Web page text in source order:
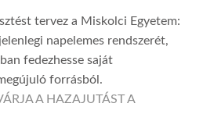
tervez a Miskolci Egyetem:
napelemes rendszerét,
fedezhesse saját
forrásból.
A HAZAJUTÁST A